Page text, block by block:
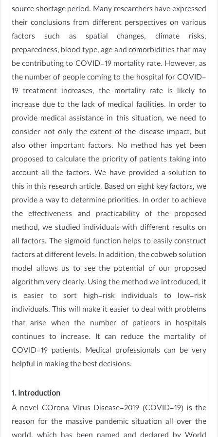
source shortage period. Many researchers have expressed
their conclusions from different perspectives on various
factors such as spatial changes, climate risks,
preparedness, blood type, age and comorbidities that may
be contributing to COVID-19 mortality rate. However, as
the number of people coming to the hospital for COVID-
19 treatment increases, the mortality rate is likely to
increase due to the lack of medical facilities. In order to
provide medical assistance in this situation, we need to
consider not only the extent of the disease impact, but
also other important factors. No method has yet been
proposed to calculate the priority of patients taking into
account all the factors. We have provided a solution to
this in this research article. Based on eight key factors, we
provide a way to determine priorities. In order to achieve
the effectiveness and practicability of the proposed
method, we studied individuals with different results on
all factors. The sigmoid function helps to easily construct
factors at different levels. In addition, the cobweb solution
model allows us to see the potential of our proposed
algorithm very clearly. Using the method we introduced, it
is easier to sort high-risk individuals to low-risk
individuals. This will make it easier to deal with problems
that arise when the number of patients in hospitals
continues to increase. It can reduce the mortality of
COVID-19 patients. Medical professionals can be very
helpful in making the best decisions.
1. Introduction
A novel COrona VIrus Disease-2019 (COVID-19) is the
reason for the massive pandemic situation all over the